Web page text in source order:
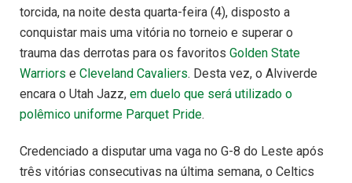
torcida, na noite desta quarta-feira (4), disposto a
conquistar mais uma vitória no torneio e superar o
trauma das derrotas para os favoritos Golden State
Warriors e Cleveland Cavaliers. Desta vez, o Alviverde
encara o Utah Jazz, em duelo que será utilizado o
polêmico uniforme Parquet Pride.
Credenciado a disputar uma vaga no G-8 do Leste após
três vitórias consecutivas na última semana, o Celtics